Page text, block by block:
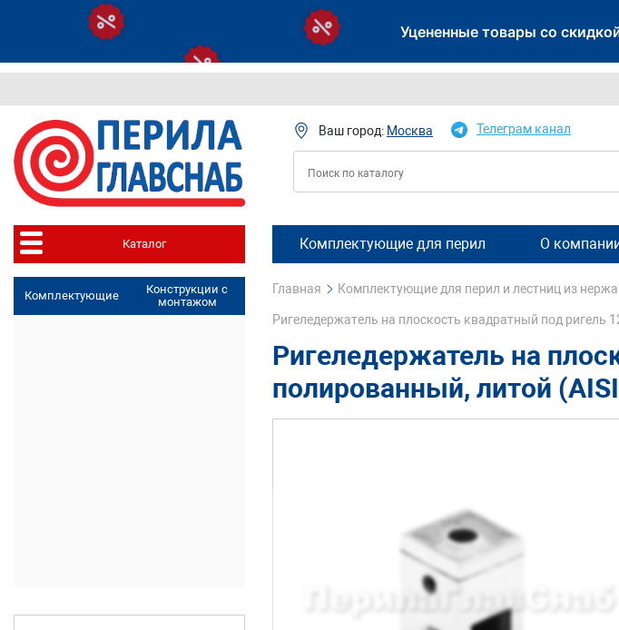
Уцененные товары со
Ваш город: Москва Телеграм канал
Каталог
Комплектующие
Конструкции с
монтажом
Комплектующие для перил О
Главная Комплектующие для перил и лестниц из
Ригеледержатель на плоскость квадратный под ригель
Ригеледержатель на
полированный, литой